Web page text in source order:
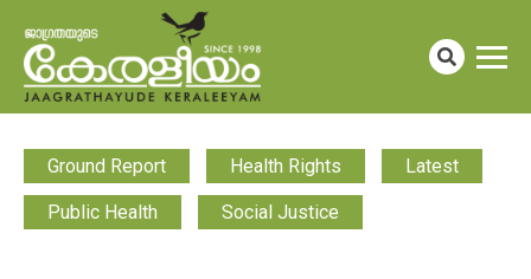
Ground Report Health Rights Latest
Public Health Social Justice